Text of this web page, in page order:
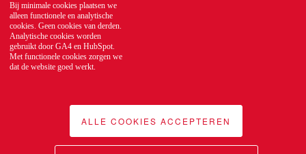
Bij minimale cookies plaatsen we
alleen functionele en analytische
cookies. Geen cookies van derden.
Analytische cookies worden
gebruikt door GA4 en HubSpot.
Met functionele cookies zorgen we
dat de website goed werkt.
ALLE COOKIES ACCEPTEREN